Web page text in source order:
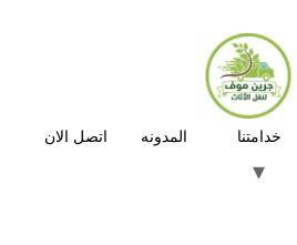
خدامتنا المدونه اتصل الان